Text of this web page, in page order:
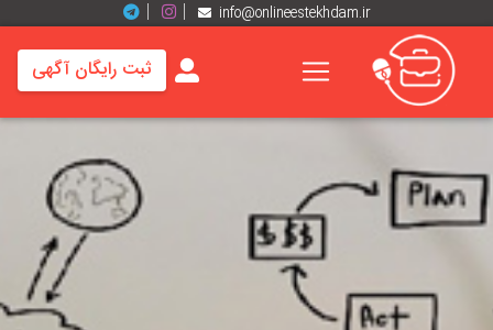
info@onlineestekhdam.ir
خانه
های
شغلی
ثبت رایگان آگهی